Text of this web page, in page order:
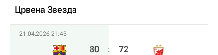
Црвена Звезда
21.04.2026 21:45
80 : 72